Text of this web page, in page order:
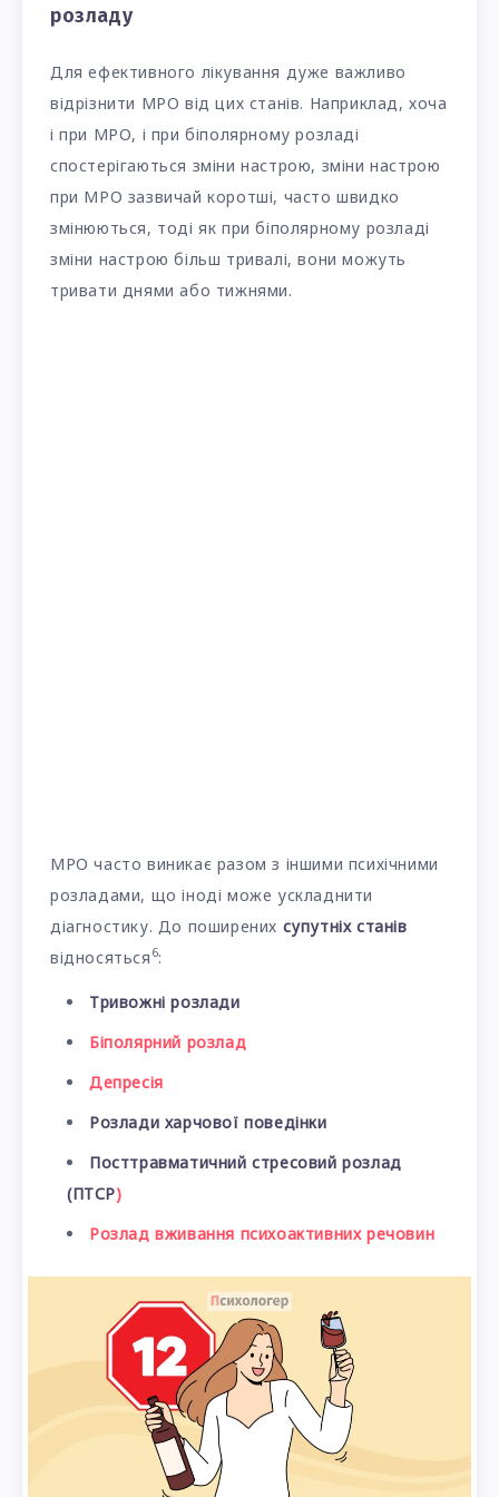
розладу
Для ефективного лікування дуже важливо
відрізнити МРО від цих станів. Наприклад, хоча
і при МРО, і при біполярному розладі
спостерігаються зміни настрою, зміни настрою
при МРО зазвичай коротші, часто швидко
змінюються, тоді як при біполярному розладі
зміни настрою більш тривалі, вони можуть
тривати днями або тижнями.
МРО часто виникає разом з іншими психічними
розладами, що іноді може ускладнити
діагностику. До поширених супутніх станів
відносяться 6:
Тривожні розлади
Біполярний розлад
Депресія
Розлади харчової поведінки
Посттравматичний стресовий розлад
(ПТСР)
Розлад вживання психоактивних речовин